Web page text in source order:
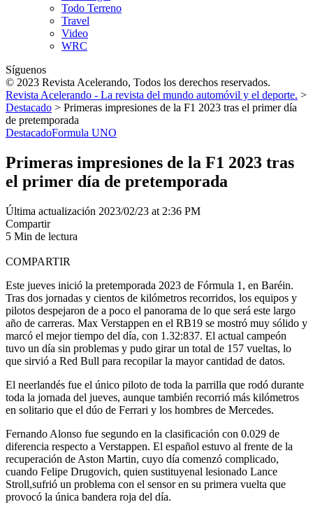
Todo Terreno
Travel
Video
WRC
Síguenos
© 2023 Revista Acelerando, Todos los derechos reservados.
Revista Acelerando - La revista del mundo automóvil y el deporte. >
Destacado > Primeras impresiones de la F1 2023 tras el primer día
de pretemporada
DestacadoFormula UNO
Primeras impresiones de la F1 2023 tras
el primer día de pretemporada
Última actualización 2023/02/23 at 2:36 PM
Compartir
5 Min de lectura
COMPARTIR
Este jueves inició la pretemporada 2023 de Fórmula 1, en Baréin.
Tras dos jornadas y cientos de kilómetros recorridos, los equipos y
pilotos despejaron de a poco el panorama de lo que será este largo
año de carreras. Max Verstappen en el RB19 se mostró muy sólido y
marcó el mejor tiempo del día, con 1.32:837. El actual campeón
tuvo un día sin problemas y pudo girar un total de 157 vueltas, lo
que sirvió a Red Bull para recopilar la mayor cantidad de datos.
El neerlandés fue el único piloto de toda la parrilla que rodó durante
toda la jornada del jueves, aunque también recorrió más kilómetros
en solitario que el dúo de Ferrari y los hombres de Mercedes.
Fernando Alonso fue segundo en la clasificación con 0.029 de
diferencia respecto a Verstappen. El español estuvo al frente de la
recuperación de Aston Martin, cuyo día comenzó complicado,
cuando Felipe Drugovich, quien sustituyenal lesionado Lance
Stroll,sufrió un problema con el sensor en su primera vuelta que
provocó la única bandera roja del día.